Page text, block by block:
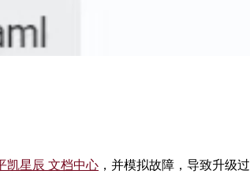
凯星辰 文档中心 ，并模拟故障，导致升级过